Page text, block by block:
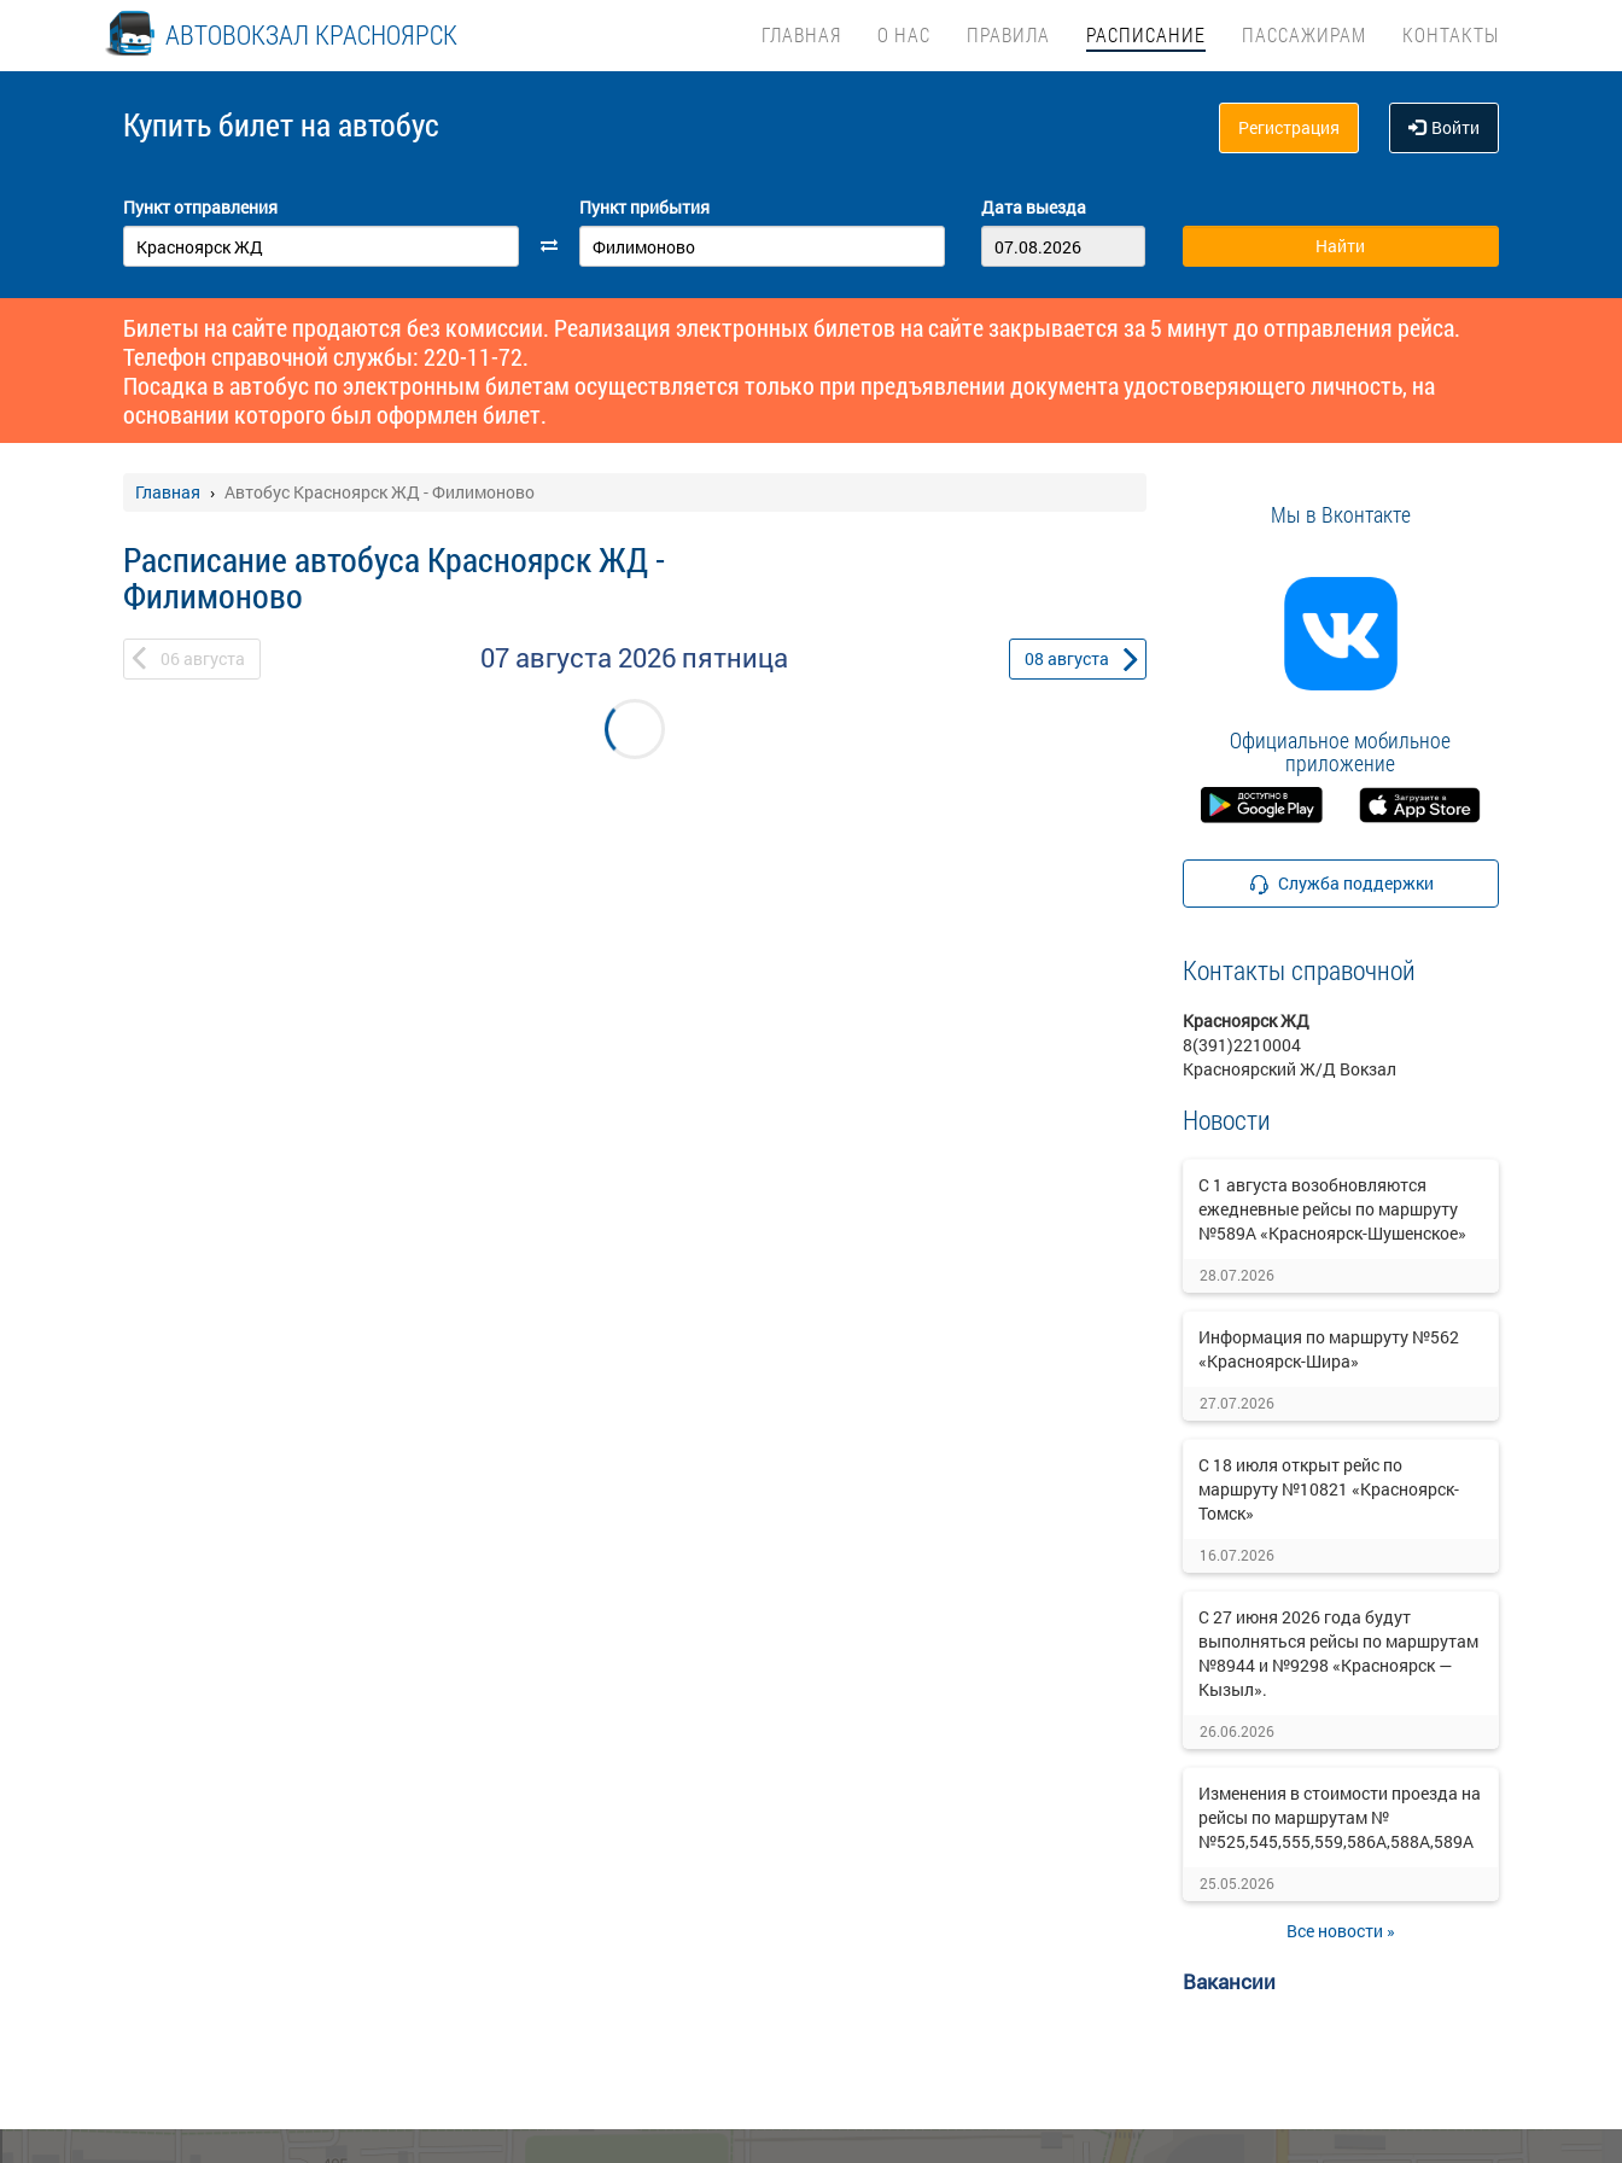
АВТОВОКЗАЛ КРАСНОЯРСК ГЛАВНАЯ О НАС ПРАВИЛА РАСПИСАНИЕ ПАССАЖИРАМ КОНТАКТЫ
Купить билет на автобус Регистрация Войти
Пункт отправления Пункт прибытия Дата выезда
Билеты на сайте продаются без комиссии. Реализация электронных билетов на сайте закрывается за 5 минут до отправления рейса.
Телефон справочной службы: 220-11-72.
Посадка в автобус по электронным билетам осуществляется только при предъявлении документа удостоверяющего личность, на
основании которого был оформлен билет.
Главная Автобус Красноярск ЖД - Филимоново
Расписание автобуса Красноярск ЖД -
Филимоново
06 августа 07 августа 2026 пятница 08 августа
Мы в Вконтакте
Официальное мобильное
приложение
Служба поддержки
Контакты справочной
Красноярск ЖД
8(391)2210004
Красноярский Ж/Д Вокзал
Новости
С 1 августа возобновляются
ежедневные рейсы по маршруту
№589А «Красноярск-Шушенское»
28.07.2026
Информация по маршруту №562
«Красноярск-Шира»
27.07.2026
С 18 июля открыт рейс по
маршруту №10821 «Красноярск-
Томск»
16.07.2026
С 27 июня 2026 года будут
выполняться рейсы по маршрутам
№8944 и №9298 «Красноярск —
Кызыл».
26.06.2026
Изменения в стоимости проезда на
рейсы по маршрутам №
№525,545,555,559,586А,588А,589А
25.05.2026
Все новости »
Вакансии